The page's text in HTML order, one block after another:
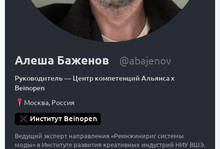
Алеша Баженов @abajenov
Руководитель— Центр компетенций Альянса x
Beinopen
Москва, Россия
Институт Beinopen
Ведущий эксперт направления «Реинжинириг системы
моды» в Институте развития креативных индустрий НИУ ВШЭ.